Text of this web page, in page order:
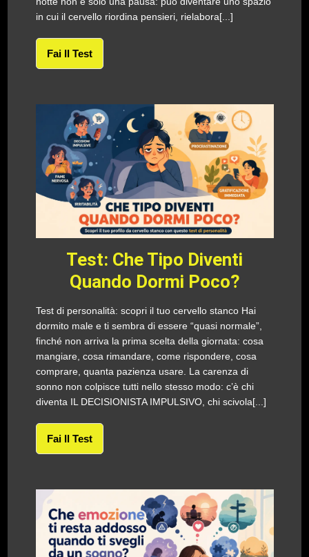
in cui il cervello riordina pensieri, rielabora[...]
Fai Il Test
Test: Che Tipo Diventi
Quando Dormi Poco?
Test di personalità: scopri il tuo cervello stanco Hai
dormito male e ti sembra di essere “quasi normale”,
finché non arriva la prima scelta della giornata: cosa
mangiare, cosa rimandare, come rispondere, cosa
comprare, quanta pazienza usare. La carenza di
sonno non colpisce tutti nello stesso modo: c’è chi
diventa IL DECISIONISTA IMPULSIVO, chi scivola[...]
Fai Il Test